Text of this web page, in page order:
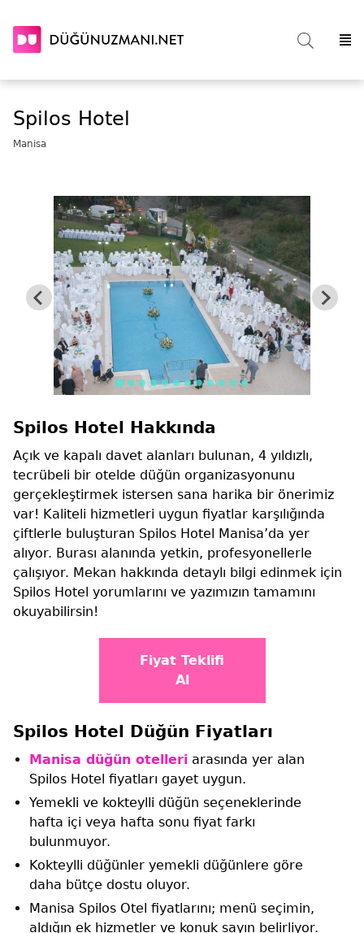
Spilos Hotel
Manisa
Spilos Hotel Hakkında
Açık ve kapalı davet alanları bulunan, 4 yıldızlı,
tecrübeli bir otelde düğün organizasyonunu
gerçekleştirmek istersen sana harika bir önerimiz
var! Kaliteli hizmetleri uygun fiyatlar karşılığında
çiftlerle buluşturan Spilos Hotel Manisa’da yer
alıyor. Burası alanında yetkin, profesyonellerle
çalışıyor. Mekan hakkında detaylı bilgi edinmek için
Spilos Hotel yorumlarını ve yazımızın tamamını
okuyabilirsin!
Fiyat Teklifi
Al
Spilos Hotel Düğün Fiyatları
Manisa düğün otelleri arasında yer alan
Spilos Hotel fiyatları gayet uygun.
Yemekli ve kokteylli düğün seçeneklerinde
hafta içi veya hafta sonu fiyat farkı
bulunmuyor.
Kokteylli düğünler yemekli düğünlere göre
daha bütçe dostu oluyor.
Manisa Spilos Otel fiyatlarını; menü seçimin,
aldığın ek hizmetler ve konuk sayın belirliyor.